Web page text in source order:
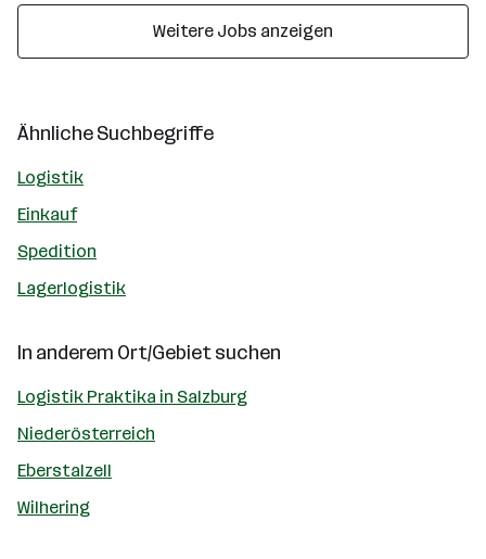
Weitere Jobs anzeigen
Ähnliche Suchbegriffe
Logistik
Einkauf
Spedition
Lagerlogistik
In anderem Ort/Gebiet suchen
Logistik Praktika in Salzburg
Niederösterreich
Eberstalzell
Wilhering